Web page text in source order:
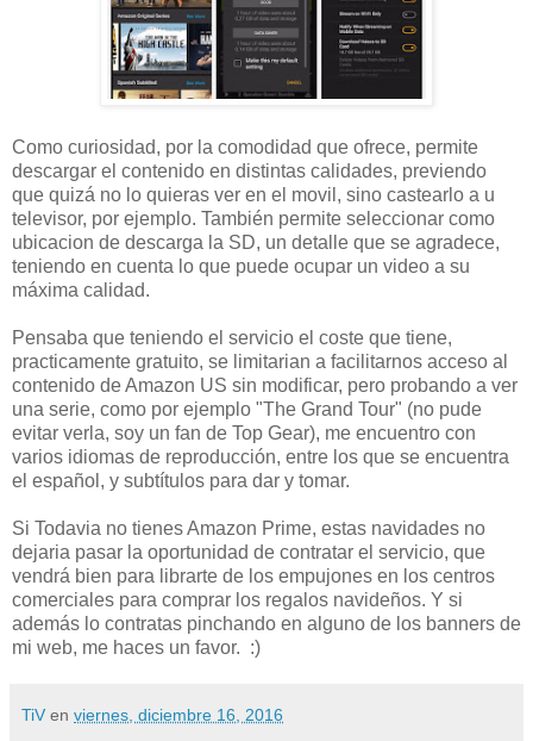
Como curiosidad, por la comodidad que ofrece, permite
descargar el contenido en distintas calidades, previendo
que quizá no lo quieras ver en el movil, sino castearlo a u
televisor, por ejemplo. También permite seleccionar como
ubicacion de descarga la SD, un detalle que se agradece,
teniendo en cuenta lo que puede ocupar un video a su
máxima calidad.
Pensaba que teniendo el servicio el coste que tiene,
practicamente gratuito, se limitarian a facilitarnos acceso al
contenido de Amazon US sin modificar, pero probando a ver
una serie, como por ejemplo "The Grand Tour" (no pude
evitar verla, soy un fan de Top Gear), me encuentro con
varios idiomas de reproducción, entre los que se encuentra
el español, y subtítulos para dar y tomar.
Si Todavia no tienes Amazon Prime, estas navidades no
dejaria pasar la oportunidad de contratar el servicio, que
vendrá bien para librarte de los empujones en los centros
comerciales para comprar los regalos navideños. Y si
además lo contratas pinchando en alguno de los banners de
mi web, me haces un favor. :)
TiV en viernes, diciembre 16, 2016